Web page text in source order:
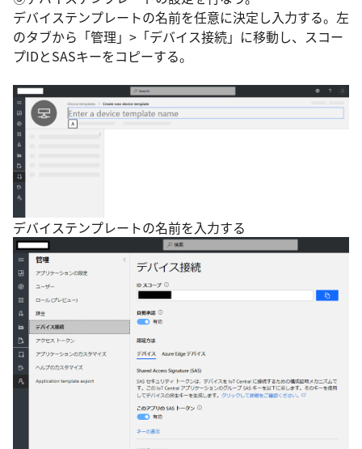
デバイステンプレートの名前を任意に決定し入力する。左
のタブから「管理」>「デバイス接続」に移動し、スコー
プIDとSASキーをコピーする。
デバイステンプレートの名前を入力する